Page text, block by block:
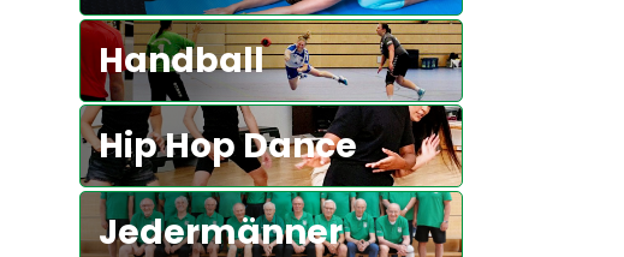
Handball
Hip Hop Dance
Jedermänner